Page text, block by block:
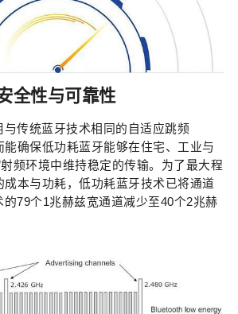
全性与可靠性
传统蓝牙技术相同的自适应跳频
能确保低功耗蓝牙能够在住宅、工业与
射频环境中维持稳定的传输。为了最大程
成本与功耗，低功耗蓝牙技术已将通道
79个1兆赫兹宽通道减少至40个2兆赫